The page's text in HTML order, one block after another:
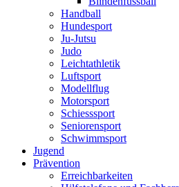
Handball
Hundesport
Ju-Jutsu
Judo
Leichtathletik
Luftsport
Modellflug
Motorsport
Schiesssport
Seniorensport
Schwimmsport
Jugend
Prävention
Erreichbarkeiten